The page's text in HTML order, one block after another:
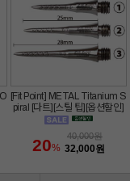
[Fit Point] METAL Titanium S
piral [다트][스틸 팁][옵션할인]
20%
40,000원
32,000원